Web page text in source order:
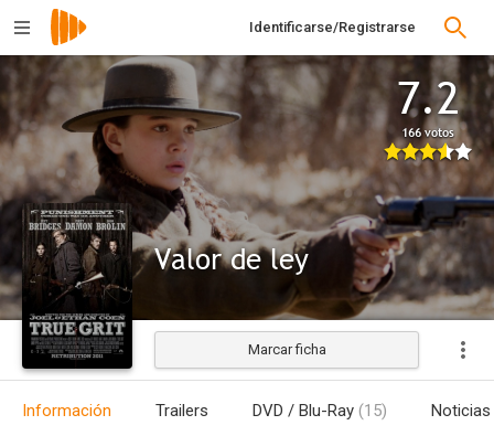
Identificarse/Registrarse
7.2
166 votos
Valor de ley
Estrenada
Marcar ficha
Información Trailers DVD / Blu-Ray (15) Noticias